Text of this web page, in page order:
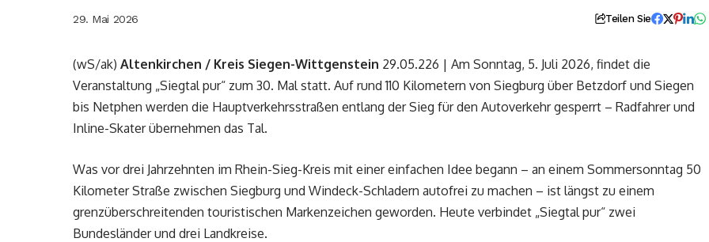
29. Mai 2026 Teilen Sie
(wS/ak) Altenkirchen / Kreis Siegen-Wittgenstein 29.05.226 | Am Sonntag, 5. Juli 2026, findet die
Veranstaltung „Siegtal pur“ zum 30. Mal statt. Auf rund 110 Kilometern von Siegburg über Betzdorf und Siegen
bis Netphen werden die Hauptverkehrsstraßen entlang der Sieg für den Autoverkehr gesperrt – Radfahrer und
Inline-Skater übernehmen das Tal.
Was vor drei Jahrzehnten im Rhein-Sieg-Kreis mit einer einfachen Idee begann – an einem Sommersonntag 50
Kilometer Straße zwischen Siegburg und Windeck-Schladern autofrei zu machen – ist längst zu einem
grenzüberschreitenden touristischen Markenzeichen geworden. Heute verbindet „Siegtal pur“ zwei
Bundesländer und drei Landkreise.